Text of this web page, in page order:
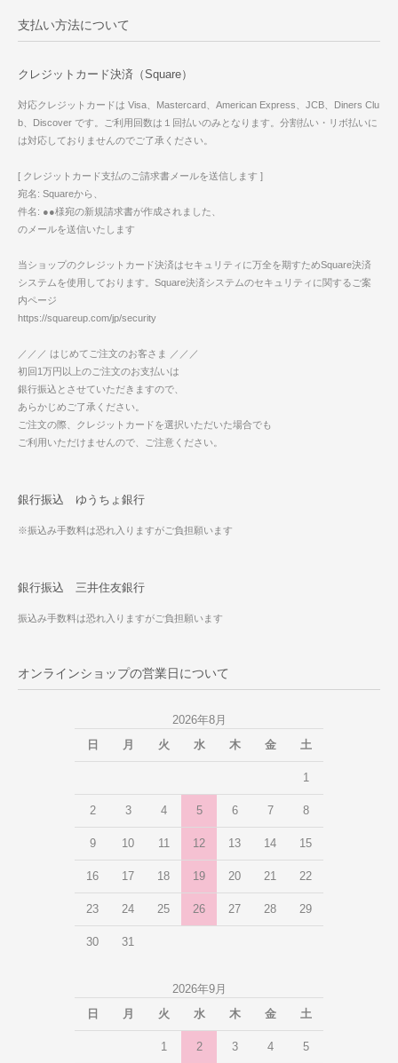
支払い方法について
クレジットカード決済（Square）
対応クレジットカードは Visa、Mastercard、American Express、JCB、Diners Clu
b、Discover です。ご利用回数は１回払いのみとなります。分割払い・リボ払いに
は対応しておりませんのでご了承ください。
[ クレジットカード支払のご請求書メールを送信します ]
宛名: Squareから、
件名: ●●様宛の新規請求書が作成されました、
のメールを送信いたします
当ショップのクレジットカード決済はセキュリティに万全を期すためSquare決済
システムを使用しております。Square決済システムのセキュリティに関するご案
内ページ
https://squareup.com/jp/security
／／／ はじめてご注文のお客さま ／／／
初回1万円以上のご注文のお支払いは
銀行振込とさせていただきますので、
あらかじめご了承ください。
ご注文の際、クレジットカードを選択いただいた場合でも
ご利用いただけませんので、ご注意ください。
銀行振込 ゆうちょ銀行
※振込み手数料は恐れ入りますがご負担願います
銀行振込 三井住友銀行
振込み手数料は恐れ入りますがご負担願います
オンラインショップの営業日について
2026年8月
日
月 火 水 木 金 土
1
2 3 4 5 6 7 8
9 10 11 12 13 14 15
16 17 18 19 20 21 22
23 24 25 26 27 28 29
30 31
2026年9月
日
月 火 水 木 金 土
1 2 3 4 5